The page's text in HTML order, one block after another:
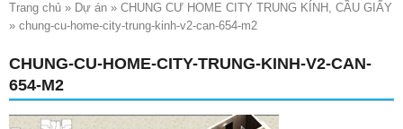
Trang chủ » Dự án » CHUNG CƯ HOME CITY TRUNG KÍNH, CẦU GIẤY
» chung-cu-home-city-trung-kinh-v2-can-654-m2
CHUNG-CU-HOME-CITY-TRUNG-KINH-V2-CAN-
654-M2